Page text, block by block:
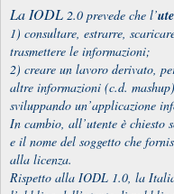
La IODL 2.0 prevede che l’
1) consultare, estrarre,
trasmettere le informazioni;
2) creare un lavoro derivato,
altre informazioni (c.d.
sviluppando un’applicazione
In cambio, all’utente è
e il nome del soggetto che
alla licenza.
Rispetto alla IODL 1.0, la